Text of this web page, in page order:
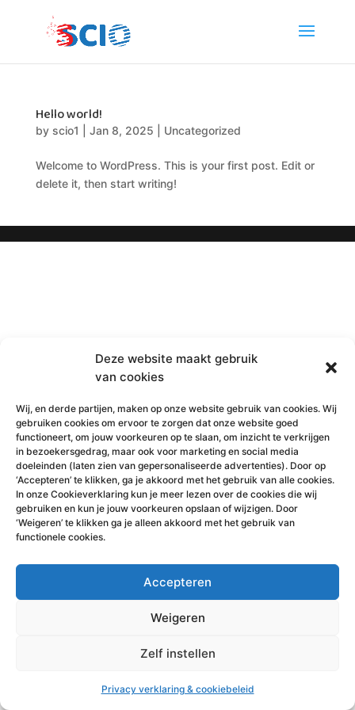
Deze website maakt gebruik
van cookies
Wij, en derde partijen, maken op onze website gebruik van cookies. Wij
gebruiken cookies om ervoor te zorgen dat onze website goed
functioneert, om jouw voorkeuren op te slaan, om inzicht te verkrijgen
in bezoekersgedrag, maar ook voor marketing en social media
doeleinden (laten zien van gepersonaliseerde advertenties). Door op
‘Accepteren’ te klikken, ga je akkoord met het gebruik van alle cookies.
In onze Cookieverklaring kun je meer lezen over de cookies die wij
gebruiken en kun je jouw voorkeuren opslaan of wijzigen. Door
‘Weigeren’ te klikken ga je alleen akkoord met het gebruik van
functionele cookies.
Accepteren
Weigeren
Zelf instellen
Privacy verklaring & cookiebeleid
Hello world!
by scio1 Jan 8, 2025 Uncategorized
Welcome to WordPress. This is your first post. Edit or
delete it, then start writing!